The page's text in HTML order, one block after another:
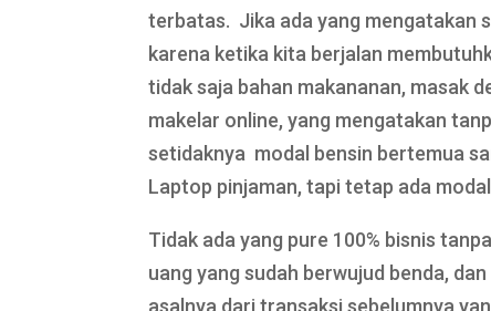
terbatas. Jika ada yang mengatakan
karena ketika kita berjalan
tidak saja bahan makananan, masak
makelar online, yang mengatakan
setidaknya modal bensin bertemua
Laptop pinjaman, tapi tetap ada modal
Tidak ada yang pure 100% bisnis
uang yang sudah berwujud benda,
asalnya dari transaksi sebelumnya